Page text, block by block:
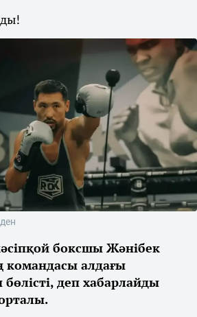
боксшы Жәнібек
алдағы
деп хабарлайды